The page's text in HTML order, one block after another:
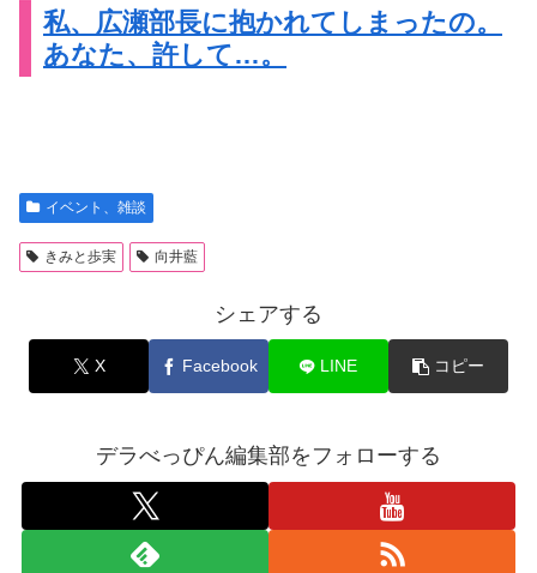
私、広瀬部長に抱かれてしまったの。
あなた、許して…。
イベント、雑談
きみと歩実 向井藍
シェアする
X Facebook LINE コピー
デラべっぴん編集部をフォローする